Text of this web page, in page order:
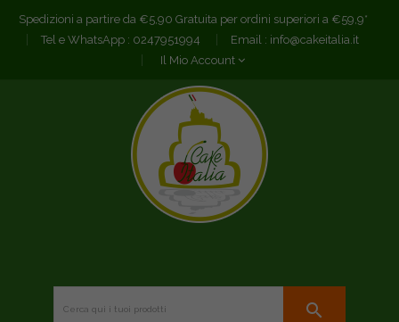
Spedizioni a partire da €5,90 Gratuita per ordini superiori a €59,9*
Tel e WhatsApp : 0247951994 Email : info@cakeitalia.it
Il Mio Account
search